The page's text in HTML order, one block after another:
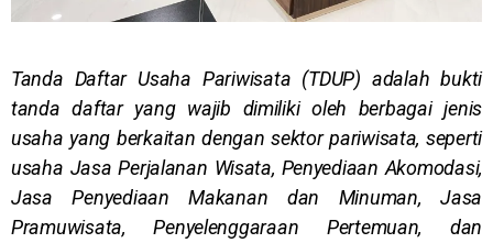
Tanda Daftar Usaha Pariwisata (TDUP) adalah bukti
tanda daftar yang wajib dimiliki oleh berbagai jenis
usaha yang berkaitan dengan sektor pariwisata, seperti
usaha Jasa Perjalanan Wisata, Penyediaan Akomodasi,
Jasa Penyediaan Makanan dan Minuman, Jasa
Pramuwisata, Penyelenggaraan Pertemuan, dan